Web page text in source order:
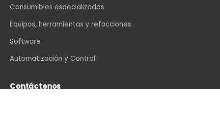
Consumibles especializados
Equipos, herramientas y refacciones
Software
Automatización y Control
Contáctenos